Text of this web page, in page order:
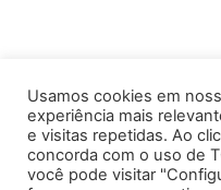
Webmail
Intranet
Administração
Usamos cookies em
experiência mais
e visitas repetidas. Ao
concorda com o uso de
você pode visitar